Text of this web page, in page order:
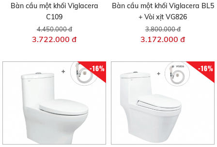
Bàn cầu một khối Viglacera
C109
4.450.000 đ
3.722.000 đ
Bàn cầu một khối Viglacera BL5
+ Vòi xịt VG826
3.800.000 đ
3.172.000 đ
-16% -16%